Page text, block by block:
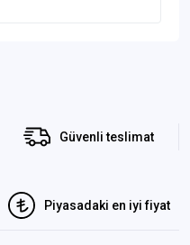
Güvenli teslimat
Piyasadaki en iyi fiyat